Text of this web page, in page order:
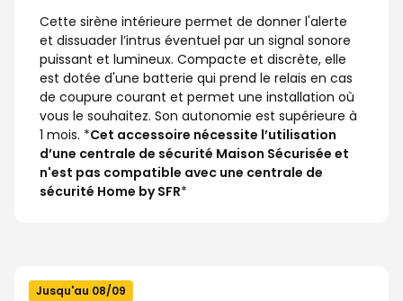
Cette sirène intérieure permet de donner l'alerte
et dissuader l’intrus éventuel par un signal sonore
puissant et lumineux. Compacte et discrète, elle
est dotée d'une batterie qui prend le relais en cas
de coupure courant et permet une installation où
vous le souhaitez. Son autonomie est supérieure à
1 mois. *Cet accessoire nécessite l’utilisation
d’une centrale de sécurité Maison Sécurisée et
n'est pas compatible avec une centrale de
sécurité Home by SFR*
Jusqu'au 08/09